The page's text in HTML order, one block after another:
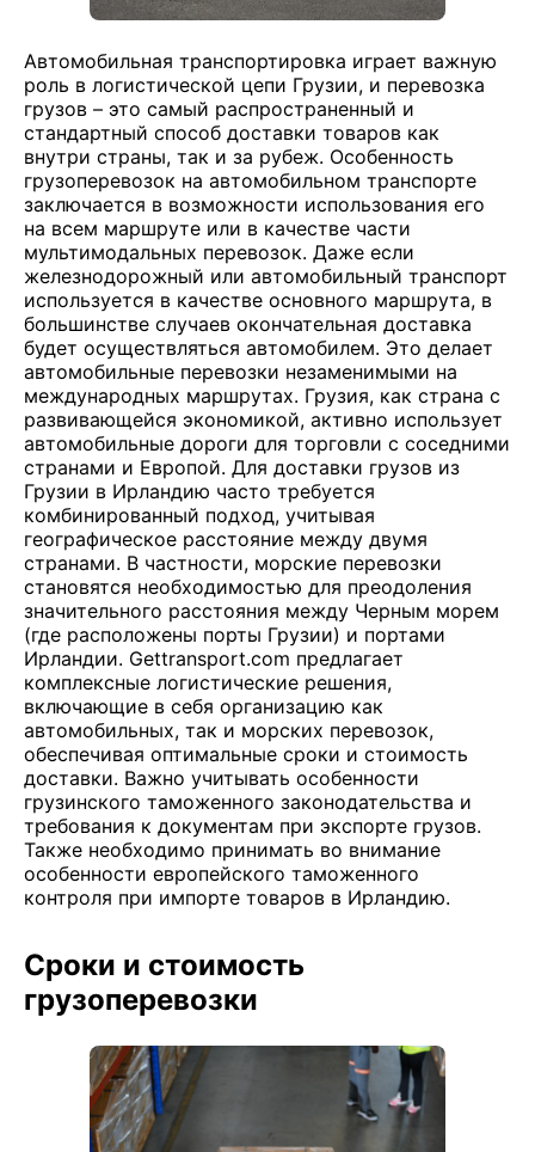
Автомобильная транспортировка играет важную
роль в логистической цепи Грузии, и перевозка
грузов – это самый распространенный и
стандартный способ доставки товаров как
внутри страны, так и за рубеж. Особенность
грузоперевозок на автомобильном транспорте
заключается в возможности использования его
на всем маршруте или в качестве части
мультимодальных перевозок. Даже если
железнодорожный или автомобильный транспорт
используется в качестве основного маршрута, в
большинстве случаев окончательная доставка
будет осуществляться автомобилем. Это делает
автомобильные перевозки незаменимыми на
международных маршрутах. Грузия, как страна с
развивающейся экономикой, активно использует
автомобильные дороги для торговли с соседними
странами и Европой. Для доставки грузов из
Грузии в Ирландию часто требуется
комбинированный подход, учитывая
географическое расстояние между двумя
странами. В частности, морские перевозки
становятся необходимостью для преодоления
значительного расстояния между Черным морем
(где расположены порты Грузии) и портами
Ирландии. Gettransport.com предлагает
комплексные логистические решения,
включающие в себя организацию как
автомобильных, так и морских перевозок,
обеспечивая оптимальные сроки и стоимость
доставки. Важно учитывать особенности
грузинского таможенного законодательства и
требования к документам при экспорте грузов.
Также необходимо принимать во внимание
особенности европейского таможенного
контроля при импорте товаров в Ирландию.
Сроки и стоимость
грузоперевозки